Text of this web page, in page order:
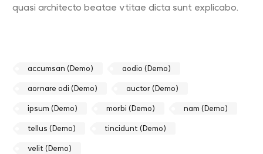
quasi architecto beatae vtitae dicta sunt explicabo.
accumsan (Demo) aodio (Demo)
aornare odi (Demo) auctor (Demo)
ipsum (Demo) morbi (Demo) nam (Demo)
tellus (Demo) tincidunt (Demo)
velit (Demo)